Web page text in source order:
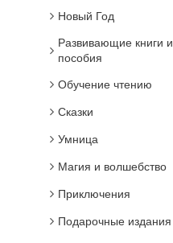
Новый Год
Развивающие книги и
пособия
Обучение чтению
Сказки
Умница
Магия и волшебство
Приключения
Подарочные издания